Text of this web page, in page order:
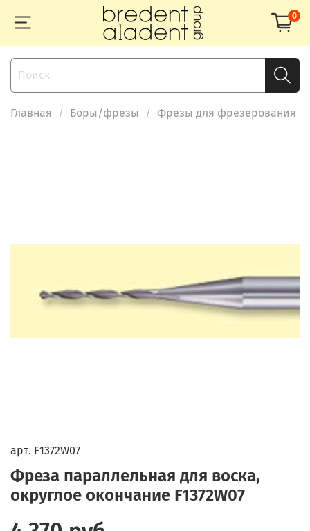
0
Главная Боры/фрезы Фрезы для фрезерования
арт. F1372W07
Фреза параллельная для воска,
округлое окончание F1372W07